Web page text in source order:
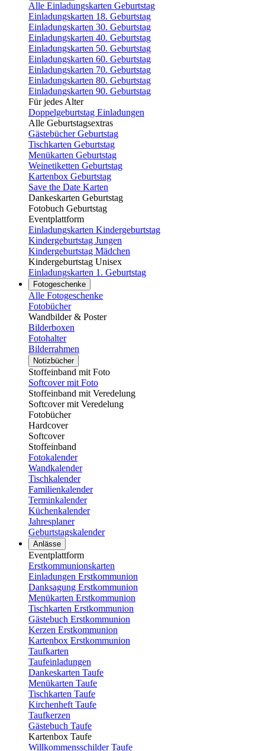
Alle Einladungskarten Geburtstag
Einladungskarten 18. Geburtstag
Einladungskarten 30. Geburtstag
Einladungskarten 40. Geburtstag
Einladungskarten 50. Geburtstag
Einladungskarten 60. Geburtstag
Einladungskarten 70. Geburtstag
Einladungskarten 80. Geburtstag
Einladungskarten 90. Geburtstag
Für jedes Alter
Doppelgeburtstag Einladungen
Alle Geburtstagsextras
Gästebücher Geburtstag
Tischkarten Geburtstag
Menükarten Geburtstag
Weinetiketten Geburtstag
Kartenbox Geburtstag
Save the Date Karten
Dankeskarten Geburtstag
Fotobuch Geburtstag
Eventplattform
Einladungskarten Kindergeburtstag
Kindergeburtstag Jungen
Kindergeburtstag Mädchen
Kindergeburtstag Unisex
Einladungskarten 1. Geburtstag
Fotogeschenke
Alle Fotogeschenke
Fotobücher
Wandbilder & Poster
Bilderboxen
Fotohalter
Bilderrahmen
Notizbücher
Stoffeinband mit Foto
Softcover mit Foto
Stoffeinband mit Veredelung
Softcover mit Veredelung
Fotobücher
Hardcover
Softcover
Stoffeinband
Fotokalender
Wandkalender
Tischkalender
Familienkalender
Terminkalender
Küchenkalender
Jahresplaner
Geburtstagskalender
Anlässe
Eventplattform
Erstkommunionskarten
Einladungen Erstkommunion
Danksagung Erstkommunion
Menükarten Erstkommunion
Tischkarten Erstkommunion
Gästebuch Erstkommunion
Kerzen Erstkommunion
Kartenbox Erstkommunion
Taufkarten
Taufeinladungen
Dankeskarten Taufe
Menükarten Taufe
Tischkarten Taufe
Kirchenheft Taufe
Taufkerzen
Gästebuch Taufe
Kartenbox Taufe
Willkommensschilder Taufe